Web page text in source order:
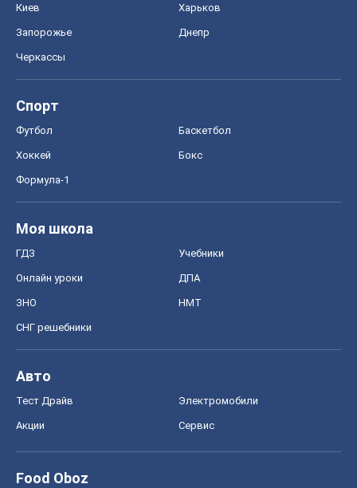
Киев Харьков
Запорожье Днепр
Черкассы
Спорт
Футбол Баскетбол
Хоккей Бокс
Формула-1
Моя школа
ГДЗ Учебники
Онлайн уроки ДПА
ЗНО НМТ
СНГ решебники
Авто
Тест Драйв Электромобили
Акции Сервис
Food Oboz